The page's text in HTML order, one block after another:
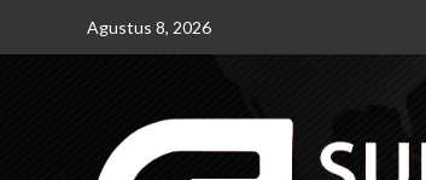
Agustus 8, 2026